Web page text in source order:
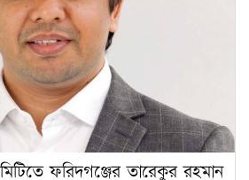
ফরিদগঞ্জের তারেকুর রহমান